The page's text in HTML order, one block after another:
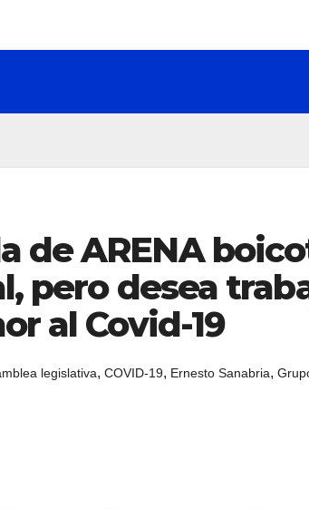
de ARENA
pero desea
al Covid-19
legislativa, COVID-19, Ernesto Sanabria,